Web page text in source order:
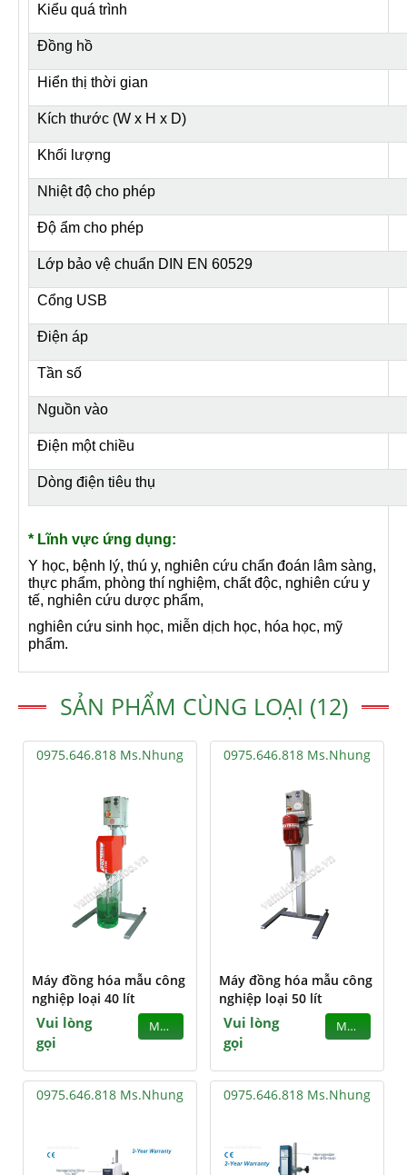
Kiểu quá trình
Đồng hồ
Hiển thị thời gian
Kích thước (W x H x D)
Khối lượng
Nhiệt độ cho phép
Độ ẩm cho phép
Lớp bảo vệ chuẩn DIN EN 60529
Cổng USB
Điện áp
Tần số
Nguồn vào
Điện một chiều
Dòng điện tiêu thụ
* Lĩnh vực ứng dụng:
Y học, bệnh lý, thú y, nghiên cứu chẩn đoán lâm sàng,
thực phẩm, phòng thí nghiệm, chất độc, nghiên cứu y
tế, nghiên cứu dược phẩm,
nghiên cứu sinh học, miễn dịch học, hóa học, mỹ
phẩm.
SẢN PHẨM CÙNG LOẠI (12)
0975.646.818 Ms.Nhung
Máy đồng hóa mẫu công
nghiệp loại 40 lít
Vui lòng
gọi
MUA
0975.646.818 Ms.Nhung
Máy đồng hóa mẫu công
nghiệp loại 50 lít
Vui lòng
gọi
MUA
0975.646.818 Ms.Nhung 0975.646.818 Ms.Nhung